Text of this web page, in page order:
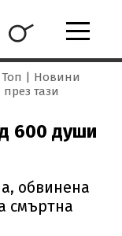
Топ
Новини
тази
600 души
обвинена
смъртна